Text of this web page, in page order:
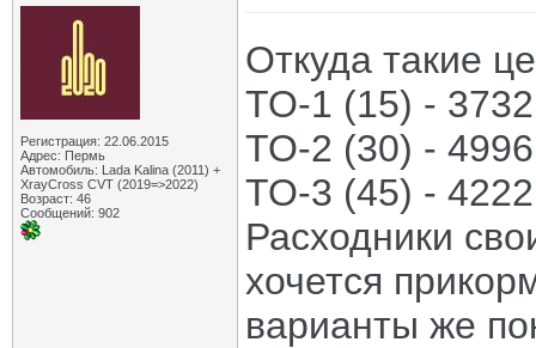
Регистрация: 22.06.2015
Адрес: Пермь
Автомобиль: Lada Kalina (2011) +
XrayCross CVT (2019=>2022)
Возраст: 46
Сообщений: 902
Откуда такие
ТО-1 (15) -
ТО-2 (30) -
ТО-3 (45) -
Расходники
хочется
варианты же